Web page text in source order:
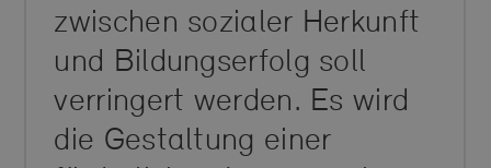
zwischen sozialer Herkunft
und Bildungserfolg soll
verringert werden. Es wird
die Gestaltung einer